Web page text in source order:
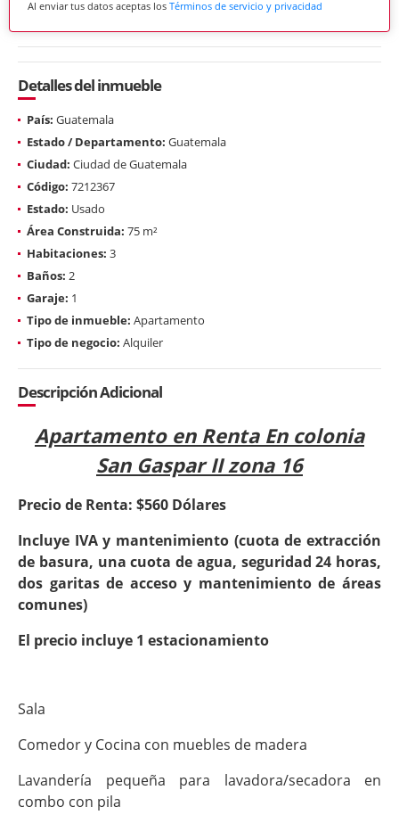
Al enviar tus datos aceptas los Términos de servicio y privacidad
Detalles del inmueble
País: Guatemala
Estado / Departamento: Guatemala
Ciudad: Ciudad de Guatemala
Código: 7212367
Estado: Usado
Área Construida: 75 m²
Habitaciones: 3
Baños: 2
Garaje: 1
Tipo de inmueble: Apartamento
Tipo de negocio: Alquiler
Descripción Adicional
Apartamento en Renta En colonia
San Gaspar II zona 16
Precio de Renta: $560 Dólares
Incluye IVA y mantenimiento (cuota de extracción
de basura, una cuota de agua, seguridad 24 horas,
dos garitas de acceso y mantenimiento de áreas
comunes)
El precio incluye 1 estacionamiento
Sala
Comedor y Cocina con muebles de madera
Lavandería pequeña para lavadora/secadora en
combo con pila